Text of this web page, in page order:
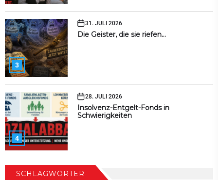
3
31. JULI 2026
Die Geister, die sie riefen…
4
28. JULI 2026
Insolvenz-Entgelt-Fonds in
Schwierigkeiten
SCHLAGWÖRTER